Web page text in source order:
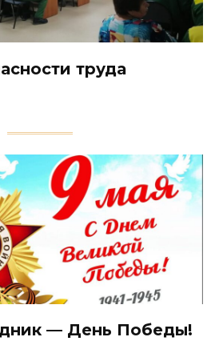
труда
— День Победы!